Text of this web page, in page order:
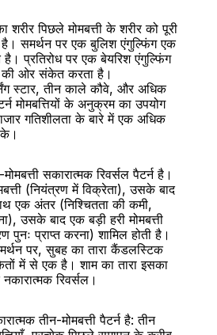
शरीर पिछले मोमबत्ती के शरीर को पूरी
समर्थन पर एक बुलिश एंगुल्फिंग एक
प्रतिरोध पर एक बेयरिश एंगुल्फिंग
की ओर संकेत करता है।
स्टार, तीन काले कौवे, और अधिक
मोमबत्तियों के अनुक्रम का उपयोग
गतिशीलता के बारे में एक अधिक
सकारात्मक रिवर्सल पैटर्न है।
(नियंत्रण में विक्रेता), उसके बाद
एक अंतर (निश्चितता की कमी,
उसके बाद एक बड़ी हरी मोमबत्ती
पुनः प्राप्त करना) शामिल होती है।
पर, सुबह का तारा कैंडलस्टिक
में से एक है। शाम का तारा इसका
रिवर्सल।
तीन-मोमबत्ती पैटर्न है: तीन